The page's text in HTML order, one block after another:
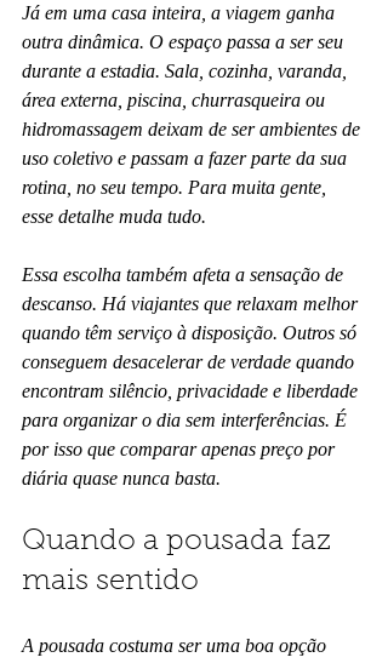
Já em uma casa inteira, a viagem ganha
outra dinâmica. O espaço passa a ser seu
durante a estadia. Sala, cozinha, varanda,
área externa, piscina, churrasqueira ou
hidromassagem deixam de ser ambientes de
uso coletivo e passam a fazer parte da sua
rotina, no seu tempo. Para muita gente,
esse detalhe muda tudo.
Essa escolha também afeta a sensação de
descanso. Há viajantes que relaxam melhor
quando têm serviço à disposição. Outros só
conseguem desacelerar de verdade quando
encontram silêncio, privacidade e liberdade
para organizar o dia sem interferências. É
por isso que comparar apenas preço por
diária quase nunca basta.
Quando a pousada faz
mais sentido
A pousada costuma ser uma boa opção